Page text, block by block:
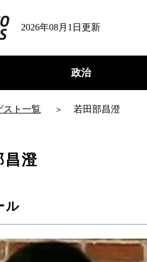
2026年08月1日更新
政治
スト一覧 若田部昌澄
昌澄
ル